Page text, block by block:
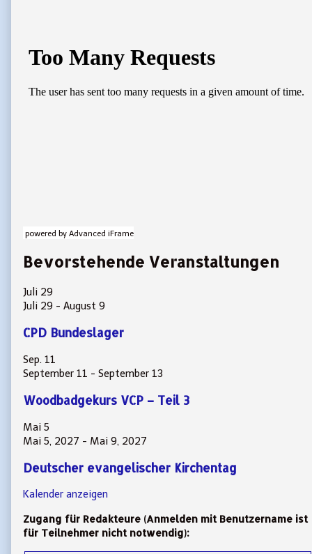
Primary
Sidebar
powered by Advanced iFrame
Bevorstehende Veranstaltungen
Juli 29
Juli 29 - August 9
CPD Bundeslager
Sep. 11
September 11 - September 13
Woodbadgekurs VCP – Teil 3
Mai 5
Mai 5, 2027 - Mai 9, 2027
Deutscher evangelischer Kirchentag
Kalender anzeigen
Zugang für Redakteure (Anmelden mit Benutzername ist
für Teilnehmer nicht notwendig):